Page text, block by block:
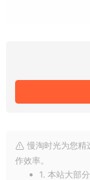
亮、滤色、颜色减
效地完成图像处理
慢淘时光为您精
作效率。
1. 本站大部